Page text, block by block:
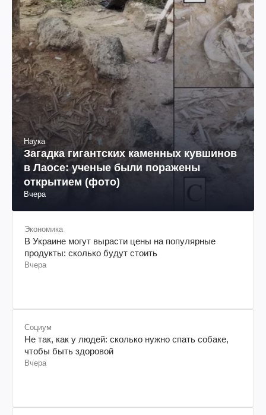
Наука
Загадка гигантских каменных кувшинов
в Лаосе: ученые были поражены
открытием (фото)
Вчера
Экономика
В Украине могут вырасти цены на популярные
продукты: сколько будут стоить
Вчера
Социум
Не так, как у людей: сколько нужно спать собаке,
чтобы быть здоровой
Вчера